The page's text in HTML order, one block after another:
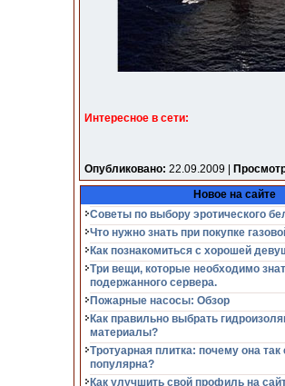
Интересное в сети:
Опубликовано: 22.09.2009 |
Новое на сайте
Советы по выбору эротического
Что нужно знать при покупке
Как познакомиться с хорошей
Три вещи, которые необходимо
подержанного сервера.
Пожарные насосы: Обзор
Как правильно выбрать
материалы?
Тротуарная плитка: почему она так
популярна?
Как улучшить свой профиль на